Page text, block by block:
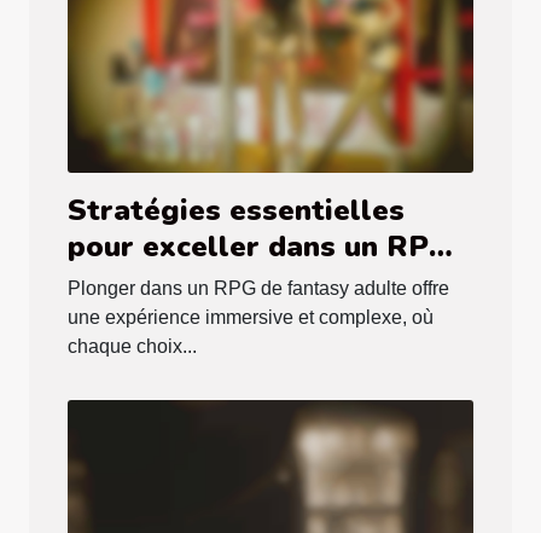
Stratégies essentielles
pour exceller dans un RPG
de fantasy adulte
Plonger dans un RPG de fantasy adulte offre
une expérience immersive et complexe, où
chaque choix...